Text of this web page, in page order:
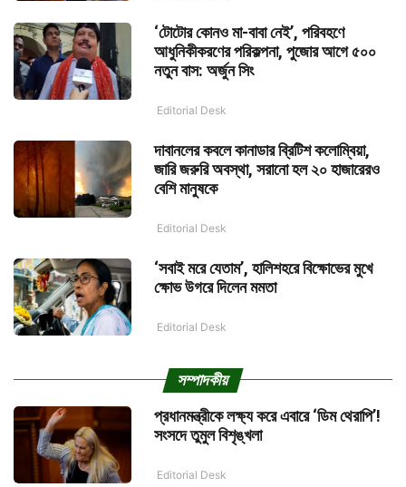
‘টোটোর কোনও মা-বাবা নেই’, পরিবহণে
আধুনিকীকরণের পরিকল্পনা, পুজোর আগে ৫০০
নতুন বাস: অর্জুন সিং
Editorial Desk
দাবানলের কবলে কানাডার ব্রিটিশ কলোম্বিয়া,
জারি জরুরি অবস্থা, সরানো হল ২০ হাজারেরও
বেশি মানুষকে
Editorial Desk
‘সবাই মরে যেতাম’, হালিশহরে বিক্ষোভের মুখে
ক্ষোভ উগরে দিলেন মমতা
Editorial Desk
সম্পাদকীয়
প্রধানমন্ত্রীকে লক্ষ্য করে এবারে ‘ডিম থেরাপি’!
সংসদে তুমুল বিশৃঙ্খলা
Editorial Desk